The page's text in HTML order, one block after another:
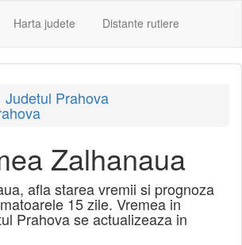
Harta judete Distante rutiere
Judetul Prahova
Zalhanaua
afla starea vremii si prognoza
15 zile. Vremea in
Prahova se actualizeaza in